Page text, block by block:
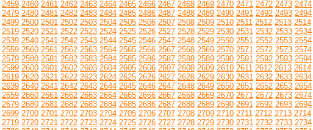
2459 2460 2461 2462 2463 2464 2465 2466 2467 2468 2469 2470 2471 2472 2473 2474
2479 2480 2481 2482 2483 2484 2485 2486 2487 2488 2489 2490 2491 2492 2493 2494
2499 2500 2501 2502 2503 2504 2505 2506 2507 2508 2509 2510 2511 2512 2513 2514
2519 2520 2521 2522 2523 2524 2525 2526 2527 2528 2529 2530 2531 2532 2533 2534
2539 2540 2541 2542 2543 2544 2545 2546 2547 2548 2549 2550 2551 2552 2553 2554
2559 2560 2561 2562 2563 2564 2565 2566 2567 2568 2569 2570 2571 2572 2573 2574
2579 2580 2581 2582 2583 2584 2585 2586 2587 2588 2589 2590 2591 2592 2593 2594
2599 2600 2601 2602 2603 2604 2605 2606 2607 2608 2609 2610 2611 2612 2613 2614
2619 2620 2621 2622 2623 2624 2625 2626 2627 2628 2629 2630 2631 2632 2633 2634
2639 2640 2641 2642 2643 2644 2645 2646 2647 2648 2649 2650 2651 2652 2653 2654
2659 2660 2661 2662 2663 2664 2665 2666 2667 2668 2669 2670 2671 2672 2673 2674
2679 2680 2681 2682 2683 2684 2685 2686 2687 2688 2689 2690 2691 2692 2693 2694
2699 2700 2701 2702 2703 2704 2705 2706 2707 2708 2709 2710 2711 2712 2713 2714
2719 2720 2721 2722 2723 2724 2725 2726 2727 2728 2729 2730 2731 2732 2733 2734